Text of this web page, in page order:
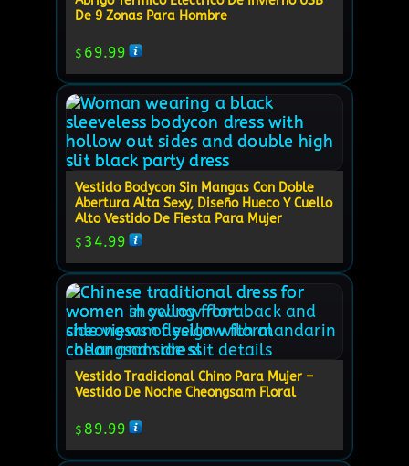
De 9 Zonas Para Hombre
$ 69.99
Vestido Bodycon Sin Mangas Con Doble
Abertura Alta Sexy, Diseño Hueco Y Cuello
Alto Vestido De Fiesta Para Mujer
$ 34.99
Vestido Tradicional Chino Para Mujer –
Vestido De Noche Cheongsam Floral
$ 89.99